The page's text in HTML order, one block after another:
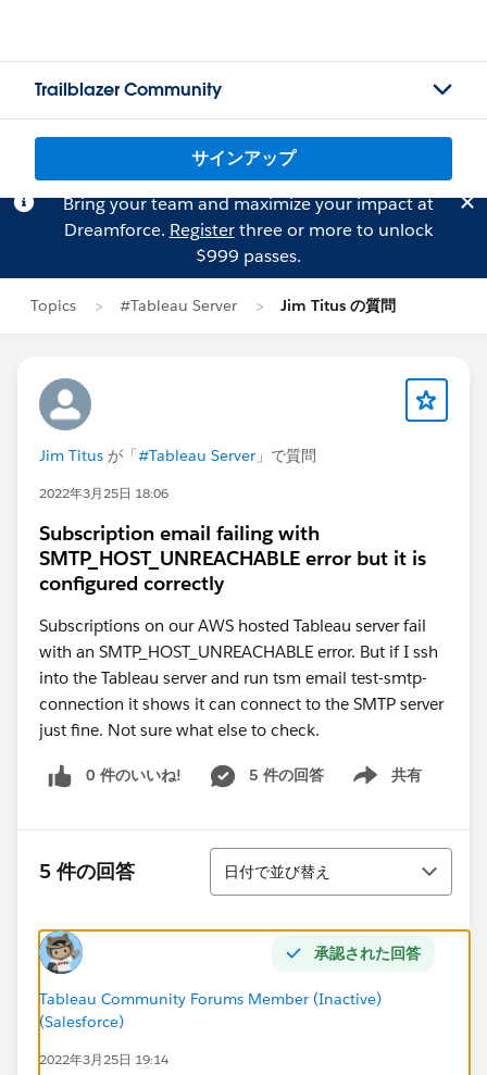
Trailblazer Community
サインアップ
Bring your team and maximize your impact at
Dreamforce. Registerthree or more to unlock
$999 passes.
Topics #Tableau Server Jim Titus の質問
Jim Titus が「#Tableau Server 」で質問
2022年3月25日 18:06
Subscription email failing with
SMTP_HOST_UNREACHABLE error but it is
configured correctly
Subscriptions on our AWS hosted Tableau server fail
with an SMTP_HOST_UNREACHABLE error. But if I ssh
into the Tableau server and run tsm email test-smtp-
connection it shows it can connect to the SMTP server
just fine. Not sure what else to check.
0 件のいいね! 5 件の回答 共有
Show menu
5 件の回答
並び替え
日付で並び替え
承認された回答
Tableau Community Forums Member (Inactive)
(Salesforce)
2022年3月25日 19:14